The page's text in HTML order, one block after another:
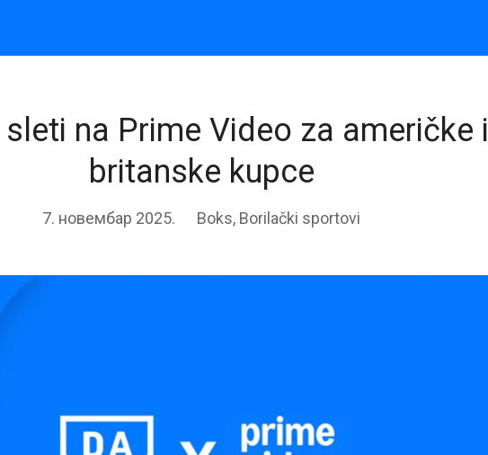
sleti na Prime Video za američke i
britanske kupce
7. новембар 2025. Boks, Borilački sportovi